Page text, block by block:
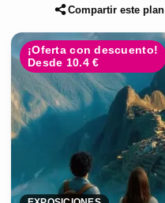
Compartir este plan
¡Oferta con descuento!
Desde 10.4 €